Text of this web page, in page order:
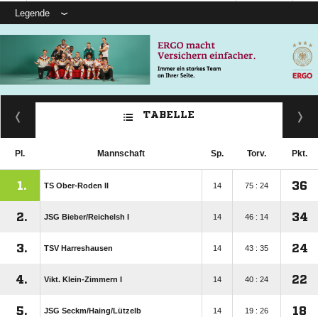
Legende
TABELLE
Pl. Mannschaft Sp. Torv. Pkt.
1. TS Ober-Roden II 14 75 : 24 36
2. JSG Bieber/​Reichelsh I 14 46 : 14 34
3. TSV Harreshausen 14 43 : 35 24
4. Vikt. Klein-Zimmern I 14 40 : 24 22
5. JSG Seckm/​Haing/​Lützelb 14 19 : 26 18